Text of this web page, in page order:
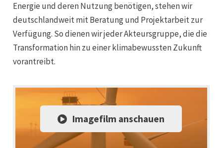
Energie und deren Nutzung benötigen, stehen wir
deutschlandweit mit Beratung und Projektarbeit zur
Verfügung. So dienen wir jeder Akteursgruppe, die die
Transformation hin zu einer klimabewussten Zukunft
vorantreibt.
Imagefilm anschauen